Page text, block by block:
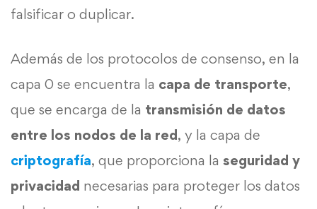
falsificar o duplicar.
Además de los protocolos de consenso, en la
capa 0 se encuentra la capa de transporte,
que se encarga de la transmisión de datos
entre los nodos de la red, y la capa de
criptografía, que proporciona la seguridad y
privacidad necesarias para proteger los datos